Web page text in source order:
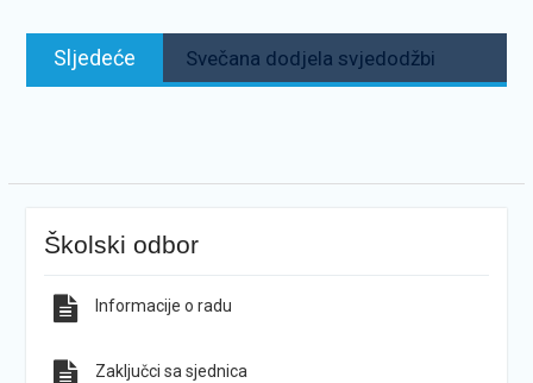
Sljedeće Sljedeće:
Svečana dodjela svjedodžbi
Školski odbor
Informacije o radu
Zaključci sa sjednica